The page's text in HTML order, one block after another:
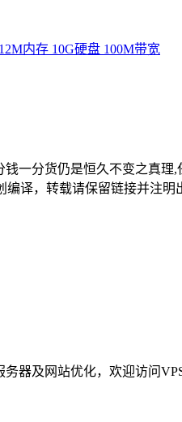
内存 10G硬盘 100M带宽
一分货仍是恒久不变之真理
译，转载请保留链接并注明
器及网站优化，欢迎访问